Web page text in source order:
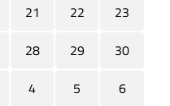
21 22
23
28 29
30
4 5 6